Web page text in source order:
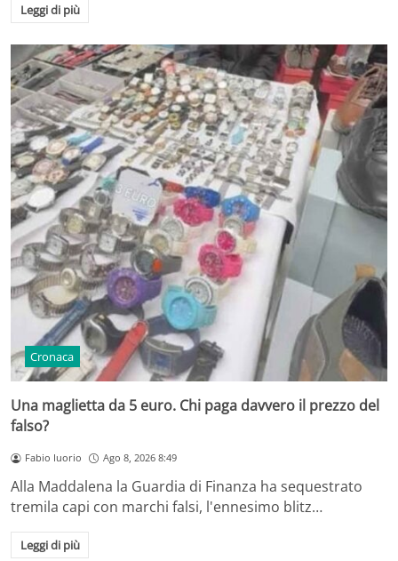
Leggi di più
Cronaca
Una maglietta da 5 euro. Chi paga davvero il prezzo del
falso?
Fabio Iuorio Ago 8, 2026 8:49
Alla Maddalena la Guardia di Finanza ha sequestrato
tremila capi con marchi falsi, l'ennesimo blitz…
Leggi di più